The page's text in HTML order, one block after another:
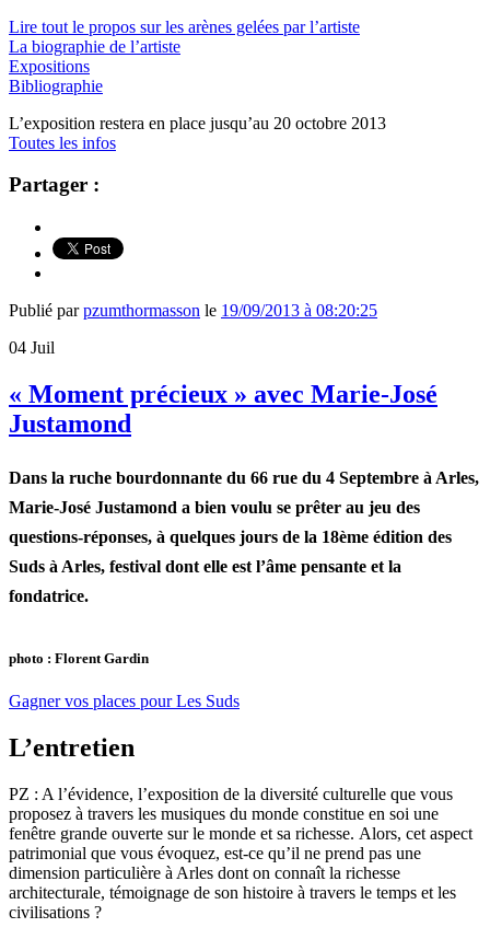
Lire tout le propos sur les arènes gelées par l’artiste
La biographie de l’artiste
Expositions
Bibliographie
L’exposition restera en place jusqu’au 20 octobre 2013
Toutes les infos
Partager :
Publié parpzumthormasson le 19/09/2013 à 08:20:25
04 Juil
« Moment précieux » avec Marie-José
Justamond
Dans la ruche bourdonnante du 66 rue du 4 Septembre à Arles,
Marie-José Justamond a bien voulu se prêter au jeu des
questions-réponses, à quelques jours de la 18ème édition des
Suds à Arles, festival dont elle est l’âme pensante et la
fondatrice.
photo : Florent Gardin
Gagner vos places pour Les Suds
L’entretien
PZ : A l’évidence, l’exposition de la diversité culturelle que vous
proposez à travers les musiques du monde constitue en soi une
fenêtre grande ouverte sur le monde et sa richesse. Alors, cet aspect
patrimonial que vous évoquez, est-ce qu’il ne prend pas une
dimension particulière à Arles dont on connaît la richesse
architecturale, témoignage de son histoire à travers le temps et les
civilisations ?